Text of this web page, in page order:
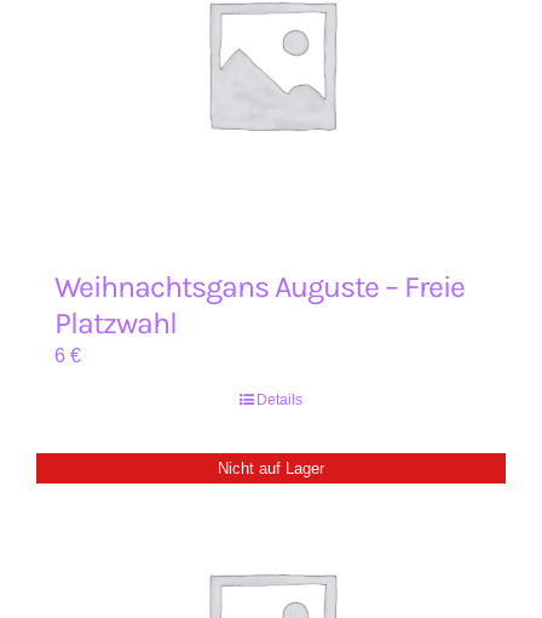
Weihnachtsgans Auguste – Freie
Platzwahl
6 €
Details
Nicht auf Lager